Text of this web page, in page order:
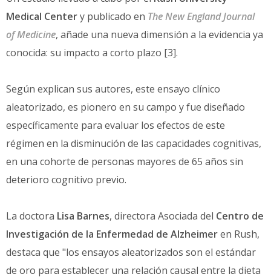
Medical Centery publicado en The New England Journal
of Medicine, añade una nueva dimensión a la evidencia ya
conocida: su impacto a corto plazo [3].
Según explican sus autores, este ensayo clínico
aleatorizado, es pionero en su campo y fue diseñado
específicamente para evaluar los efectos de este
régimen en la disminución de las capacidades cognitivas,
en una cohorte de personas mayores de 65 años sin
deterioro cognitivo previo.
La doctora Lisa Barnes, directora Asociada del Centro de
Investigación de la Enfermedad de Alzheimeren Rush,
destaca que "los ensayos aleatorizados son el estándar
de oro para establecer una relación causal entre la dieta